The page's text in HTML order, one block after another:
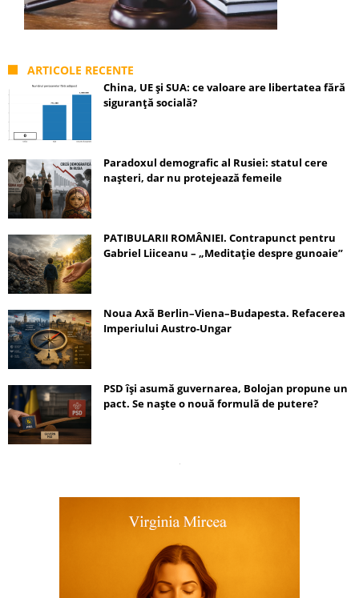
ARTICOLE RECENTE
China, UE și SUA: ce valoare are libertatea fără
siguranță socială?
Paradoxul demografic al Rusiei: statul cere
nașteri, dar nu protejează femeile
PATIBULARII ROMÂNIEI. Contrapunct pentru
Gabriel Liiceanu – „Meditație despre gunoaie”
Noua Axă Berlin–Viena–Budapesta. Refacerea
Imperiului Austro-Ungar
PSD își asumă guvernarea, Bolojan propune un
pact. Se naște o nouă formulă de putere?